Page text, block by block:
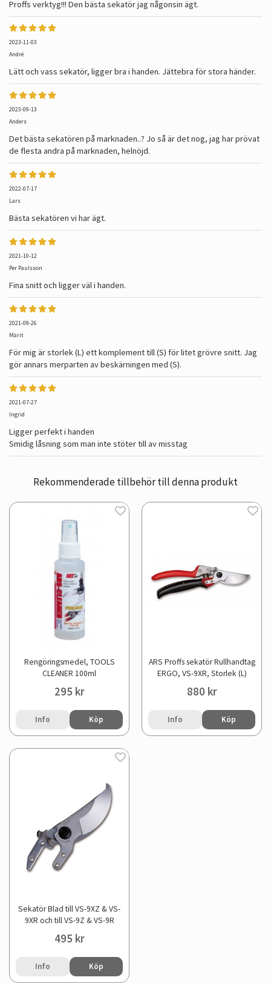
Proffs verktyg!!! Den bästa sekatör jag någonsin ägt.
2023-11-03
André
Lätt och vass sekatör, ligger bra i handen. Jättebra för stora händer.
2023-09-13
Anders
Det bästa sekatören på marknaden..? Jo så är det nog, jag har prövat
de flesta andra på marknaden, helnöjd.
2022-07-17
Lars
Bästa sekatören vi har ägt.
2021-10-12
Per Paulsson
Fina snitt och ligger väl i handen.
2021-09-26
Märit
För mig är storlek (L) ett komplement till (S) för litet grövre snitt. Jag
gör annars merparten av beskärningen med (S).
2021-07-27
Ingrid
Ligger perfekt i handen
Smidig låsning som man inte stöter till av misstag
Rekommenderade tillbehör till denna produkt
Rengöringsmedel, TOOLS
CLEANER 100ml
295 kr
Info Köp
ARS Proffs sekatör Rullhandtag
ERGO, VS-9XR, Storlek (L)
880 kr
Info Köp
Sekatör Blad till VS-9XZ & VS-
9XR och till VS-9Z & VS-9R
495 kr
Info Köp